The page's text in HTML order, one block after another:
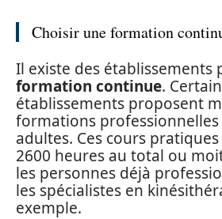
Choisir une formation
Il existe des établissements
formation continue.
établissements proposent
formations
adultes. Ces cours
2600 heures au total ou
les personnes déjà
les spécialistes en
exemple.